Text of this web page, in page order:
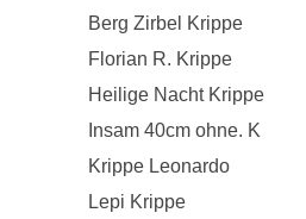
Berg Zirbel Krippe
Florian R. Krippe
Heilige Nacht Krippe
Insam 40cm ohne. K
Krippe Leonardo
Lepi Krippe